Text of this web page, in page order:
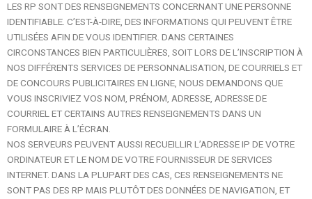
LES RP SONT DES RENSEIGNEMENTS CONCERNANT UNE PERSONNE
IDENTIFIABLE. C’EST-À-DIRE, DES INFORMATIONS QUI PEUVENT ÊTRE
UTILISÉES AFIN DE VOUS IDENTIFIER. DANS CERTAINES
CIRCONSTANCES BIEN PARTICULIÈRES, SOIT LORS DE L’INSCRIPTION À
NOS DIFFÉRENTS SERVICES DE PERSONNALISATION, DE COURRIELS ET
DE CONCOURS PUBLICITAIRES EN LIGNE, NOUS DEMANDONS QUE
VOUS INSCRIVIEZ VOS NOM, PRÉNOM, ADRESSE, ADRESSE DE
COURRIEL ET CERTAINS AUTRES RENSEIGNEMENTS DANS UN
FORMULAIRE À L’ÉCRAN.
NOS SERVEURS PEUVENT AUSSI RECUEILLIR L’ADRESSE IP DE VOTRE
ORDINATEUR ET LE NOM DE VOTRE FOURNISSEUR DE SERVICES
INTERNET. DANS LA PLUPART DES CAS, CES RENSEIGNEMENTS NE
SONT PAS DES RP MAIS PLUTÔT DES DONNÉES DE NAVIGATION, ET